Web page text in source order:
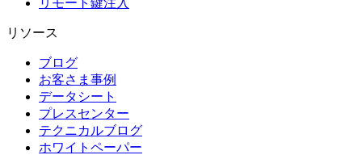
リモート鍵注入
リソース
ブログ
お客さま事例
データシート
プレスセンター
テクニカルブログ
ホワイトペーパー